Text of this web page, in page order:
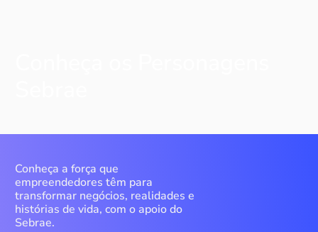
Conheça a força que
empreendedores têm para
transformar negócios, realidades e
histórias de vida, com o apoio do
Sebrae.